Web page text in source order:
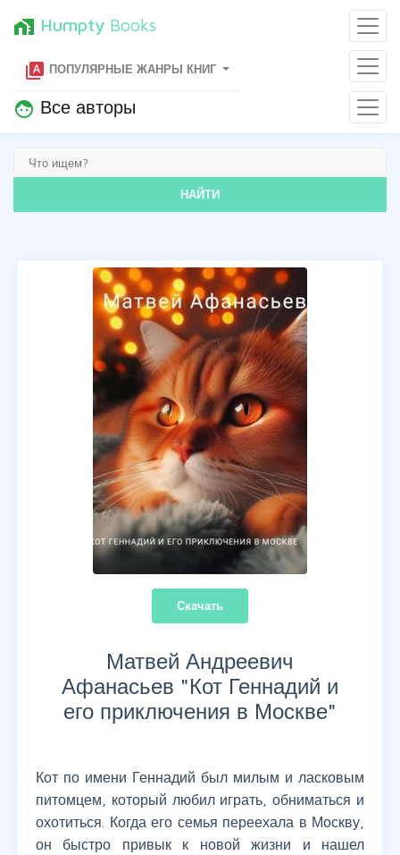
home_work Humpty Books
type_specimen ПОПУЛЯРНЫЕ ЖАНРЫ КНИГ
face Все авторы
НАЙТИ
Скачать
Матвей Андреевич
Афанасьев "Кот Геннадий и
его приключения в Москве"
Кот по имени Геннадий был милым и ласковым
питомцем, который любил играть, обниматься и
охотиться. Когда его семья переехала в Москву,
он быстро привык к новой жизни и нашел